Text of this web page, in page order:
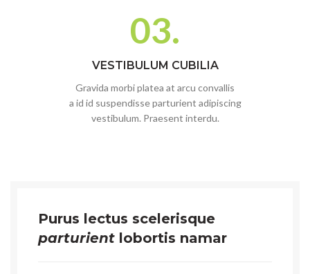
03.
VESTIBULUM CUBILIA
Gravida morbi platea at arcu convallis
a id id suspendisse parturient adipiscing
vestibulum. Praesent interdu.
Purus lectus scelerisque
parturient lobortis namar